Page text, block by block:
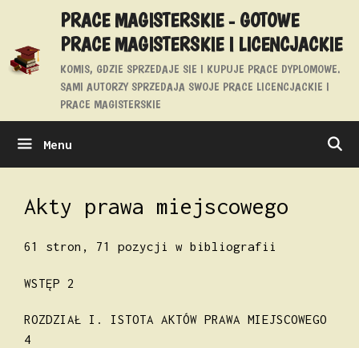
treści
PRACE MAGISTERSKIE - GOTOWE
PRACE MAGISTERSKIE I LICENCJACKIE
KOMIS, GDZIE SPRZEDAJE SIE I KUPUJE PRACE DYPLOMOWE.
SAMI AUTORZY SPRZEDAJA SWOJE PRACE LICENCJACKIE I
PRACE MAGISTERSKIE
Menu
Akty prawa miejscowego
61 stron, 71 pozycji w bibliografii
WSTĘP 2
ROZDZIAŁ I. ISTOTA AKTÓW PRAWA MIEJSCOWEGO
4